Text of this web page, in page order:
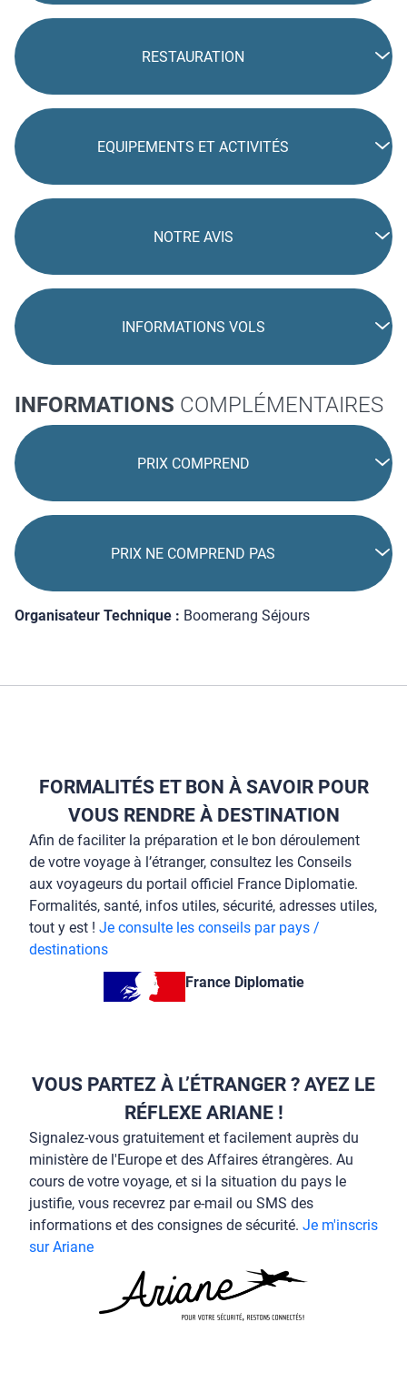
RESTAURATION
EQUIPEMENTS ET ACTIVITÉS
NOTRE AVIS
INFORMATIONS VOLS
INFORMATIONS COMPLÉMENTAIRES
PRIX COMPREND
PRIX NE COMPREND PAS
Organisateur Technique : Boomerang Séjours
FORMALITÉS ET BON À SAVOIR POUR
VOUS RENDRE À DESTINATION
Afin de faciliter la préparation et le bon déroulement
de votre voyage à l’étranger, consultez les Conseils
aux voyageurs du portail officiel France Diplomatie.
Formalités, santé, infos utiles, sécurité, adresses utiles,
tout y est ! Je consulte les conseils par pays /
destinations
France Diplomatie
VOUS PARTEZ À L’ÉTRANGER ? AYEZ LE
RÉFLEXE ARIANE !
Signalez-vous gratuitement et facilement auprès du
ministère de l'Europe et des Affaires étrangères. Au
cours de votre voyage, et si la situation du pays le
justifie, vous recevrez par e-mail ou SMS des
informations et des consignes de sécurité. Je m'inscris
sur Ariane